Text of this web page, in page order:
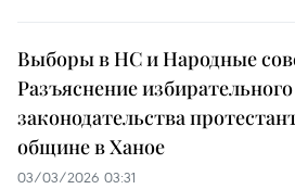
Выборы в НС и Народные
Разъяснение избирательного
законодательства
общине в Ханое
03/03/2026 03:31